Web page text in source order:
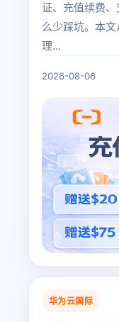
证、充值续费
么少踩坑。本
理...
2026-08-06
华为云国际